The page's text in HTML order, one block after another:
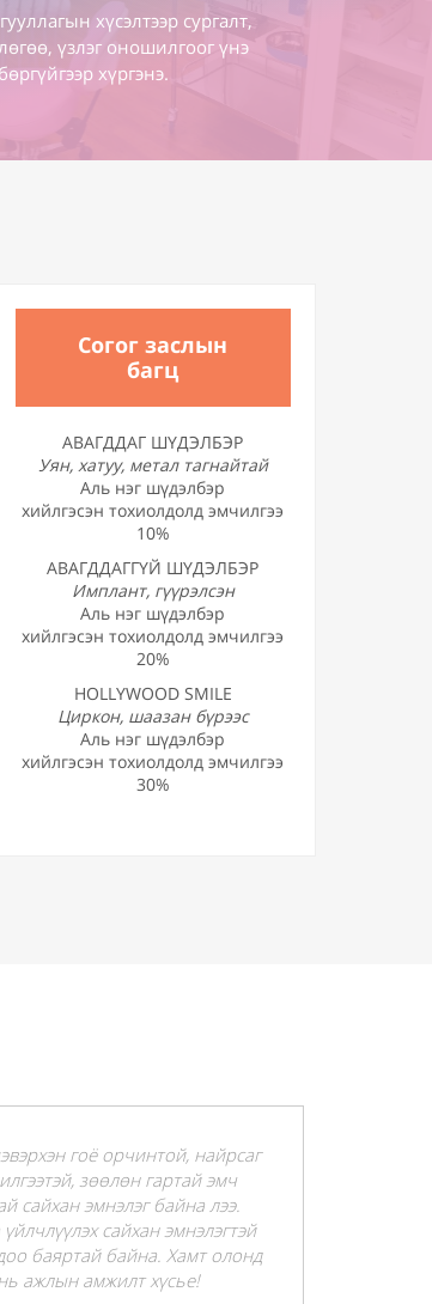
хүсэлтээр сургалт,
үзлэг оношилгоог үнэ
хүргэнэ.
Согог заслын
багц
АВАГДДАГ ШҮДЭЛБЭР
Уян, хатуу, метал тагнайтай
Аль нэг шүдэлбэр
хийлгэсэн тохиолдолд эмчилгээ
10%
АВАГДДАГГҮЙ ШҮДЭЛБЭР
Имплант, гүүрэлсэн
Аль нэг шүдэлбэр
хийлгэсэн тохиолдолд эмчилгээ
20%
HOLLYWOOD SMILE
Циркон, шаазан бүрээс
Аль нэг шүдэлбэр
хийлгэсэн тохиолдолд эмчилгээ
30%
гоё орчинтой, найрсаг
зөөлөн гартай эмч
сайхан эмнэлэг байна лээ.
сайхан эмнэлэгтэй
баяртай байна. Хамт олонд
ажлын амжилт хүсье!